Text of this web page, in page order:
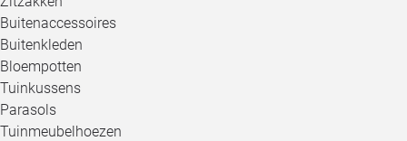
Buitenaccessoires
Buitenkleden
Bloempotten
Tuinkussens
Parasols
Tuinmeubelhoezen